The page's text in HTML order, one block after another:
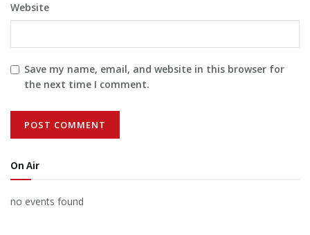
Website
Save my name, email, and website in this browser for
the next time I comment.
On Air
no events found